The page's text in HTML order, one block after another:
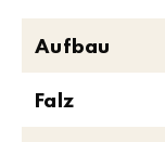
Aufbau
Falz